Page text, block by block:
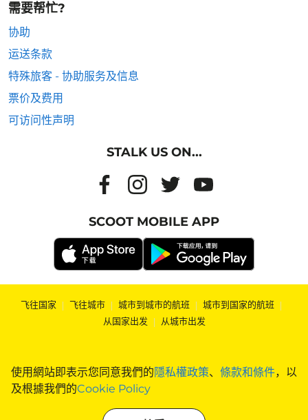
使用網站即表示您同意我們的隱私權政策、 條款和條件，以
及根據我們的Cookie Policy
需要帮忙?
协助
运送条款
特殊旅客 - 协助服务及信息
票价及费用
可访问性声明
STALK US ON...
SCOOT MOBILE APP
飞往国家 | 飞往城市 | 城市到城市的航班 | 城市到国家的航班 |
从国家出发 | 从城市出发